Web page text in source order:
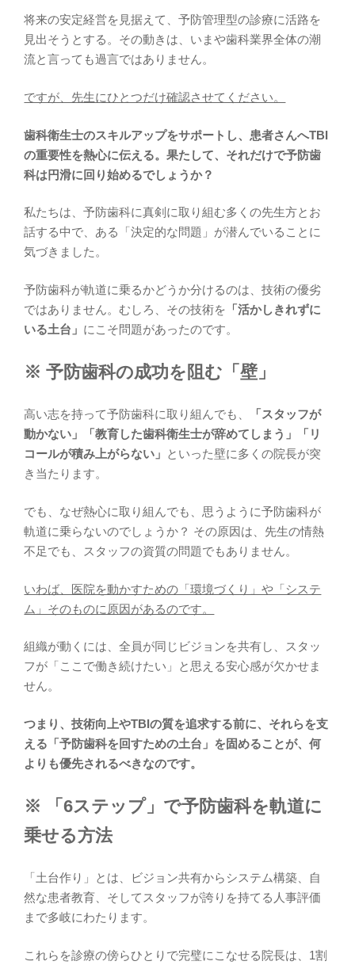
将来の安定経営を見据えて、予防管理型の診療に活路を
見出そうとする。その動きは、いまや歯科業界全体の潮
流と言っても過言ではありません。
ですが、先生にひとつだけ確認させてください。
歯科衛生士のスキルアップをサポートし、患者さんへTBI
の重要性を熱心に伝える。果たして、それだけで予防歯
科は円滑に回り始めるでしょうか？
私たちは、予防歯科に真剣に取り組む多くの先生方とお
話する中で、ある「決定的な問題」が潜んでいることに
気づきました。
予防歯科が軌道に乗るかどうか分けるのは、技術の優劣
ではありません。むしろ、その技術を 「活かしきれずに
いる土台」 にこそ問題があったのです。
※ 予防歯科の成功を阻む「壁」
高い志を持って予防歯科に取り組んでも、
「スタッフが
動かない」「教育した歯科衛生士が辞めてしまう」「リ
コールが積み上がらない」 といった壁に多くの院長が突
き当たります。
でも、なぜ熱心に取り組んでも、思うように予防歯科が
軌道に乗らないのでしょうか？ その原因は、先生の情熱
不足でも、スタッフの資質の問題でもありません。
いわば、医院を動かすための「環境づくり」や「システ
ム」そのものに原因があるのです。
組織が動くには、全員が同じビジョンを共有し、スタッ
フが「ここで働き続けたい」と思える安心感が欠かせま
せん。
つまり、技術向上やTBIの質を追求する前に、それらを支
える「予防歯科を回すための土台」を固めることが、何
よりも優先されるべきなのです。
※ 「6ステップ」で予防歯科を軌道に
乗せる方法
「土台作り」とは、ビジョン共有からシステム構築、自
然な患者教育、そしてスタッフが誇りを持てる人事評価
まで多岐にわたります。
これらを診療の傍らひとりで完璧にこなせる院長は、1割